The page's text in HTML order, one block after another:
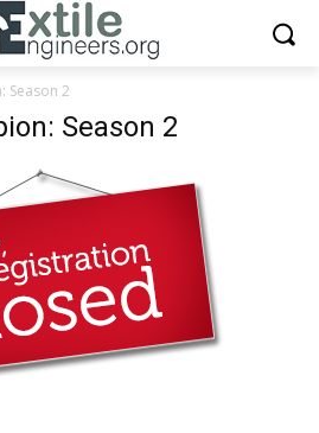
Season 2
Season 2